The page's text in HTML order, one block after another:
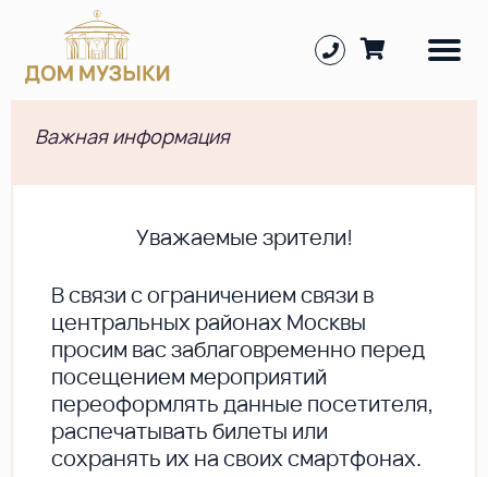
Важная информация
Уважаемые зрители!
В cвязи с ограничением связи в
центральных районах Москвы
просим вас заблаговременно перед
посещением мероприятий
переоформлять данные посетителя,
распечатывать билеты или
сохранять их на своих смартфонах.